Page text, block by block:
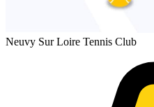
Neuvy Sur Loire Tennis Club